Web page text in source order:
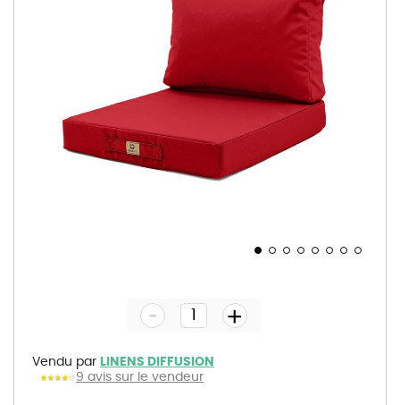
gallery
Vendu par LINENS DIFFUSION
9 avis sur le vendeur
- +